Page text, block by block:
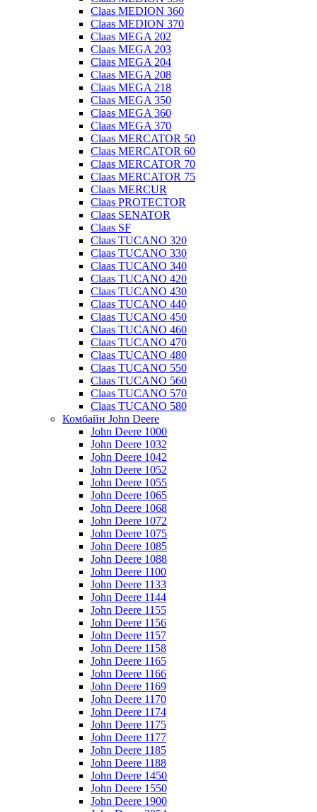
Claas MEDION 360
Claas MEDION 370
Claas MEGA 202
Claas MEGA 203
Claas MEGA 204
Claas MEGA 208
Claas MEGA 218
Claas MEGA 350
Claas MEGA 360
Claas MEGA 370
Claas MERCATOR 50
Claas MERCATOR 60
Claas MERCATOR 70
Claas MERCATOR 75
Claas MERCUR
Claas PROTECTOR
Claas SENATOR
Claas SF
Claas TUCANO 320
Claas TUCANO 330
Claas TUCANO 340
Claas TUCANO 420
Claas TUCANO 430
Claas TUCANO 440
Claas TUCANO 450
Claas TUCANO 460
Claas TUCANO 470
Claas TUCANO 480
Claas TUCANO 550
Claas TUCANO 560
Claas TUCANO 570
Claas TUCANO 580
Комбайн John Deere
John Deere 1000
John Deere 1032
John Deere 1042
John Deere 1052
John Deere 1055
John Deere 1065
John Deere 1068
John Deere 1072
John Deere 1075
John Deere 1085
John Deere 1088
John Deere 1100
John Deere 1133
John Deere 1144
John Deere 1155
John Deere 1156
John Deere 1157
John Deere 1158
John Deere 1165
John Deere 1166
John Deere 1169
John Deere 1170
John Deere 1174
John Deere 1175
John Deere 1177
John Deere 1185
John Deere 1188
John Deere 1450
John Deere 1550
John Deere 1900